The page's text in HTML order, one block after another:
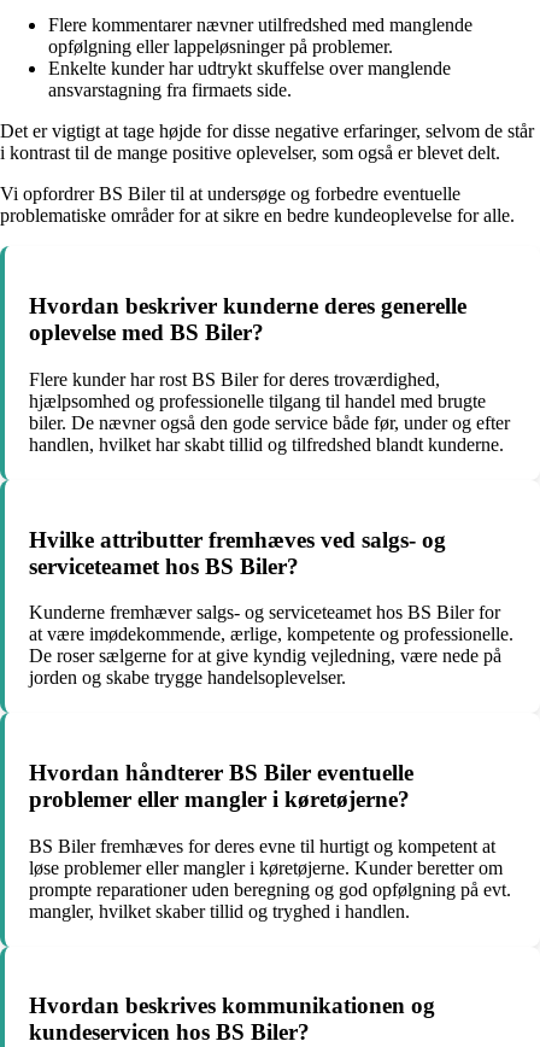
Flere kommentarer nævner utilfredshed med manglende
opfølgning eller lappeløsninger på problemer.
Enkelte kunder har udtrykt skuffelse over manglende
ansvarstagning fra firmaets side.
Det er vigtigt at tage højde for disse negative erfaringer, selvom de står
i kontrast til de mange positive oplevelser, som også er blevet delt.
Vi opfordrer BS Biler til at undersøge og forbedre eventuelle
problematiske områder for at sikre en bedre kundeoplevelse for alle.
Hvordan beskriver kunderne deres generelle
oplevelse med BS Biler?
Flere kunder har rost BS Biler for deres troværdighed,
hjælpsomhed og professionelle tilgang til handel med brugte
biler. De nævner også den gode service både før, under og efter
handlen, hvilket har skabt tillid og tilfredshed blandt kunderne.
Hvilke attributter fremhæves ved salgs- og
serviceteamet hos BS Biler?
Kunderne fremhæver salgs- og serviceteamet hos BS Biler for
at være imødekommende, ærlige, kompetente og professionelle.
De roser sælgerne for at give kyndig vejledning, være nede på
jorden og skabe trygge handelsoplevelser.
Hvordan håndterer BS Biler eventuelle
problemer eller mangler i køretøjerne?
BS Biler fremhæves for deres evne til hurtigt og kompetent at
løse problemer eller mangler i køretøjerne. Kunder beretter om
prompte reparationer uden beregning og god opfølgning på evt.
mangler, hvilket skaber tillid og tryghed i handlen.
Hvordan beskrives kommunikationen og
kundeservicen hos BS Biler?